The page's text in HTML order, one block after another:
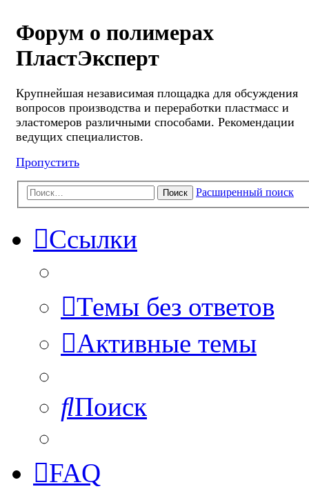
Форум о полимерах
ПластЭксперт
Крупнейшая независимая площадка для обсуждения
вопросов производства и переработки пластмасс и
эластомеров различными способами. Рекомендации
ведущих специалистов.
Пропустить
Поиск Расширенный поиск
Ссылки
Темы без ответов
Активные темы
Поиск
FAQ